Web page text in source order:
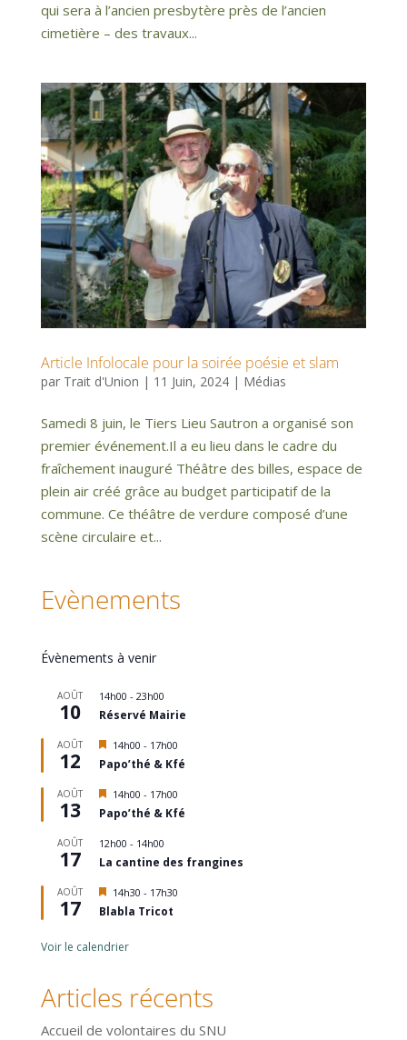
qui sera à l’ancien presbytère près de l’ancien
cimetière – des travaux...
Article Infolocale pour la soirée poésie et slam
par Trait d'Union | 11 Juin, 2024| Médias
Samedi 8 juin, le Tiers Lieu Sautron a organisé son
premier événement.Il a eu lieu dans le cadre du
fraîchement inauguré Théâtre des billes, espace de
plein air créé grâce au budget participatif de la
commune. Ce théâtre de verdure composé d’une
scène circulaire et...
Evènements
Évènements à venir
AOÛT
10
14h00 - 23h00
Réservé Mairie
AOÛT
12
Mis
avant
14h00 - 17h00
Papo’thé & Kfé
AOÛT
13
Mis
avant
14h00 - 17h00
Papo’thé & Kfé
AOÛT
17
12h00 - 14h00
La cantine des frangines
AOÛT
17
Mis
en
avant
14h30 - 17h30
Blabla Tricot
Voir le calendrier
Articles récents
Accueil de volontaires du SNU